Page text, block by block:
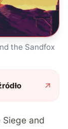
the Sandfox
Siege and